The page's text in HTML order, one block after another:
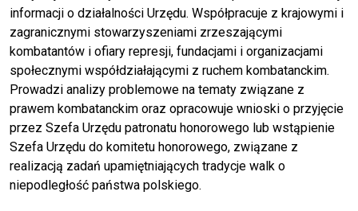
informacji o działalności Urzędu. Współpracuje z krajowymi i
zagranicznymi stowarzyszeniami zrzeszającymi
kombatantów i ofiary represji, fundacjami i organizacjami
społecznymi współdziałającymi z ruchem kombatanckim.
Prowadzi analizy problemowe na tematy związane z
prawem kombatanckim oraz opracowuje wnioski o przyjęcie
przez Szefa Urzędu patronatu honorowego lub wstąpienie
Szefa Urzędu do komitetu honorowego, związane z
realizacją zadań upamiętniających tradycje walk o
niepodległość państwa polskiego.